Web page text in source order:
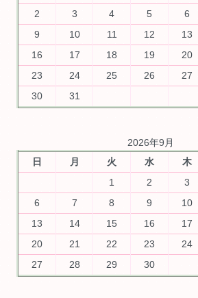
2
3 4 5 6
9
10 11 12 13
16
17 18 19 20
23
24 25 26 27
30
31
2026年9月
日
月 火 水 木
1
2 3
6
7 8 9 10
13
14 15 16 17
20
21 22 23 24
27
28 29 30